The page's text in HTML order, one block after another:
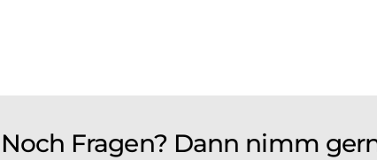
Noch Fragen? Dann nimm